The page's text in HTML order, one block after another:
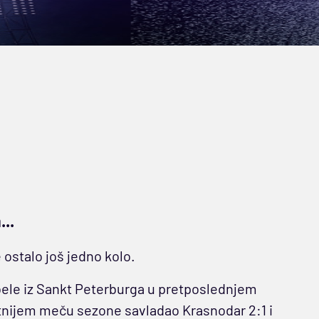
još jedno kolo.
iz Sankt Peterburga u pretposlednjem
meču sezone savladao Krasnodar 2:1 i